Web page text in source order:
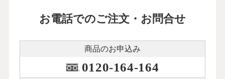
お電話でのご注文・お問合せ
商品のお申込み
0120-164-164